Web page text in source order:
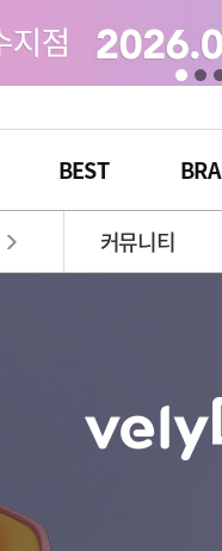
BEST
커뮤니티